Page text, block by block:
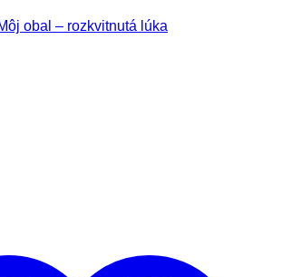
obal – rozkvitnutá lúka